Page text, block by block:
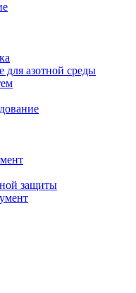
для азотной среды
защиты